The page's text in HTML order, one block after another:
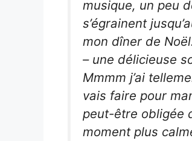
musique, un peu
s’égrainent
mon dîner de
– une délicieuse
Mmmm j’ai
vais faire pour
peut-être obligée
moment plus